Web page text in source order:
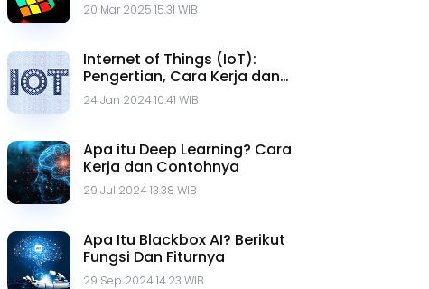
20 Mar 2025 15.31 WIB
Internet of Things (IoT):
Pengertian, Cara Kerja dan
Contohnya
24 Jan 2024 10.41 WIB
Apa itu Deep Learning? Cara
Kerja dan Contohnya
29 Jul 2024 13.38 WIB
Apa Itu Blackbox AI? Berikut
Fungsi Dan Fiturnya
29 Sep 2024 14.23 WIB